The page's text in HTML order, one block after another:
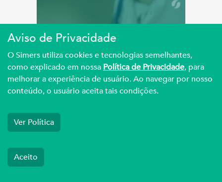
Médicos de Gravataí
denunciam recorrentes
atra...
Aviso de Privacidade
O Simers utiliza cookies e tecnologias semelhantes,
como explicado em nossa Política de Privacidade, para
melhorar a experiência de usuário. Ao navegar por nosso
conteúdo, o usuário aceita tais condições.
Ver Política
Aceito